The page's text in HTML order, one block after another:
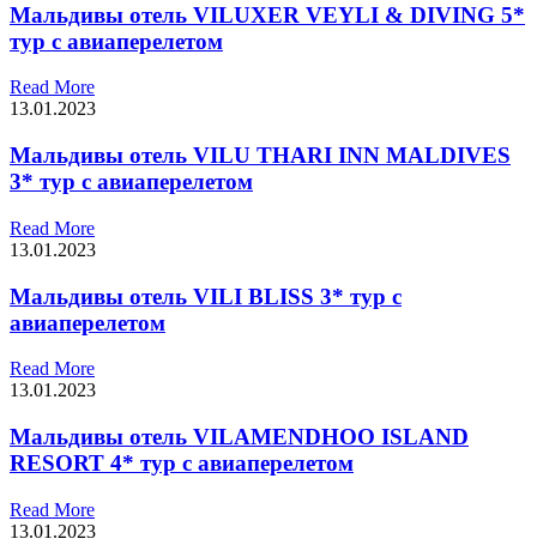
Мальдивы отель VILUXER VEYLI & DIVING 5*
тур с авиаперелетом
Read More
13.01.2023
Мальдивы отель VILU THARI INN MALDIVES
3* тур с авиаперелетом
Read More
13.01.2023
Мальдивы отель VILI BLISS 3* тур с
авиаперелетом
Read More
13.01.2023
Мальдивы отель VILAMENDHOO ISLAND
RESORT 4* тур с авиаперелетом
Read More
13.01.2023